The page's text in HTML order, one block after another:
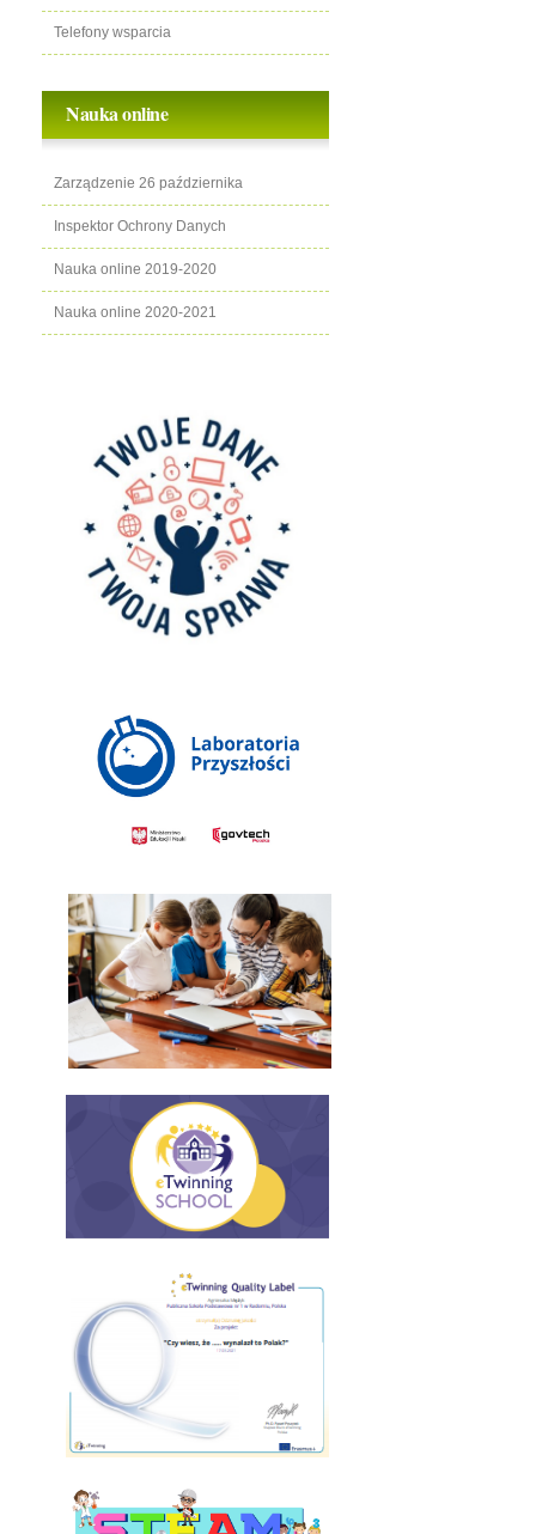
Telefony wsparcia
Nauka online
Zarządzenie 26 października
Inspektor Ochrony Danych
Nauka online 2019-2020
Nauka online 2020-2021